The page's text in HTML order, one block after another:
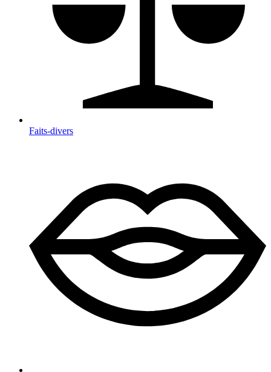
Faits-divers